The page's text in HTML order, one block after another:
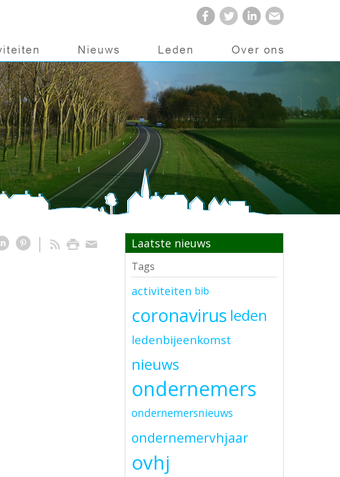
Laatste nieuws
Tags
activiteiten bib
coronavirus leden
ledenbijeenkomst
nieuws
ondernemers
ondernemersnieuws
ondernemervhjaar
ovhj